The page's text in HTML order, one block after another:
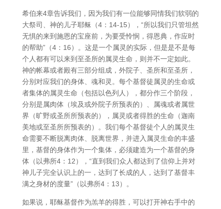
希伯来4章告诉我们，因为我们有一位能够同情我们软弱的
大祭司、神的儿子耶稣（4：14-15），“所以我们只管坦然
无惧的来到施恩的宝座前，为要受怜悯，得恩典，作应时
的帮助”（4：16）。这是一个属灵的实际，但是是不是每
个人都有可以来到至圣所的属灵生命，则并不一定如此。
神的帐幕或者殿有三部分组成，外院子、圣所和至圣所，
分别对应我们的身体、魂和灵。每个基督徒属灵的生命或
者集体的属灵生命（包括以色列人），都分作三个阶段，
分别是属肉体（埃及或外院子所预表的）、属魂或者属世
界（旷野或圣所所预表的），属灵或者得胜的生命（迦南
美地或至圣所所预表的）。我们每个基督徒个人的属灵生
命需要不断脱离肉体、脱离世界，并进入属灵生命的丰盛
里，基督的身体作为一个集体，必须建造为一个基督的身
体（以弗所4：12），“直到我们众人都达到了信仰上并对
神儿子完全认识上的一，达到了长成的人，达到了基督丰
满之身材的度量”（以弗所4：13）。
如果说，耶稣基督作为羔羊的得胜，可以打开神右手中的